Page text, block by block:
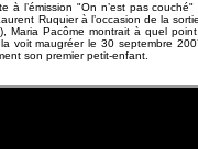
à l’émission "On n’est pas
Ruquier à l’occasion de la
Maria Pacôme montrait à quel
voit maugréer le 30 septembre
son premier petit-enfant.